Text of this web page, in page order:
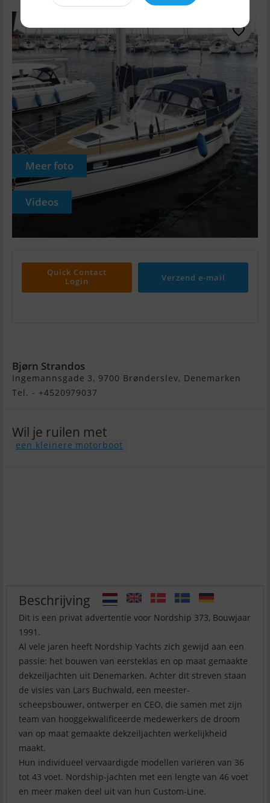
Meer foto
Videos
Quick Contact
Login
Verzend e-mail
Bjørn Strandos
Ingemannsgade 3, 9700 Brønderslev, Denemarken
Tel. - +4520979037
Wil je ruilen met
een kleinere motorboot
Beschrijving
Dit is een privat advertentie voor Nordship 373, Bouwjaar
1991.
Al vele jaren heeft Nordship Yachts zich gewijd aan een
passie: het bouwen van eersteklas en op maat gemaakte
dekzeiljachten uit Denemarken. Achter dit streven staan
de visies van Lars Buchwald, een meester-
scheepsbouwer, ontwerper en CEO, die samen met zijn
team van hooggekwalificeerde medewerkers de droom
van op maat gemaakte dekzeiljachten werkelijkheid
maakt.
Hun individueel vervaardigde modellen variëren van 36
tot 43 voet. Nordship-jachten met een lengte van 46 voet
en meer maken deel uit van hun Custom-Line.